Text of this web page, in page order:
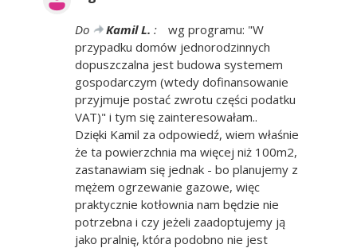
Do Kamil L. :
wg programu: "W
przypadku domów jednorodzinnych
dopuszczalna jest budowa systemem
gospodarczym (wtedy dofinansowanie
przyjmuje postać zwrotu części podatku
VAT)" i tym się zainteresowałam..
Dzięki Kamil za odpowiedź, wiem właśnie
że ta powierzchnia ma więcej niż 100m2,
zastanawiam się jednak - bo planujemy z
mężem ogrzewanie gazowe, więc
praktycznie kotłownia nam będzie nie
potrzebna i czy jeżeli zaadoptujemy ją
jako pralnię, która podobno nie jest